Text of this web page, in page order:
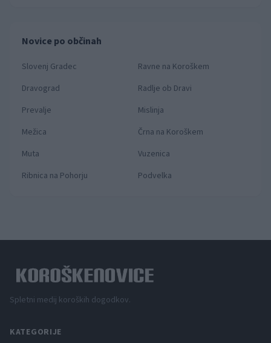
Novice po občinah
Slovenj Gradec
Ravne na Koroškem
Dravograd
Radlje ob Dravi
Prevalje
Mislinja
Mežica
Črna na Koroškem
Muta
Vuzenica
Ribnica na Pohorju
Podvelka
Spletni medij koroških dogodkov.
KATEGORIJE